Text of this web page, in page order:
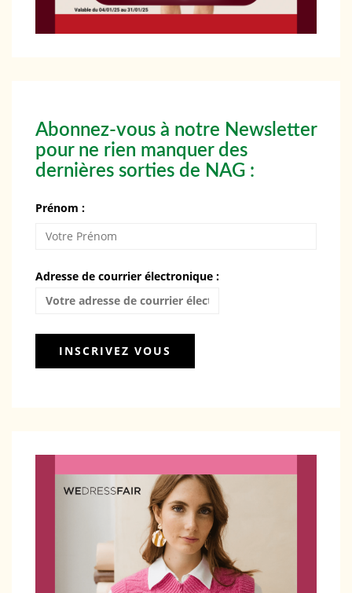
Abonnez-vous à notre Newsletter
pour ne rien manquer des
dernières sorties de NAG :
Prénom :
Adresse de courrier électronique :